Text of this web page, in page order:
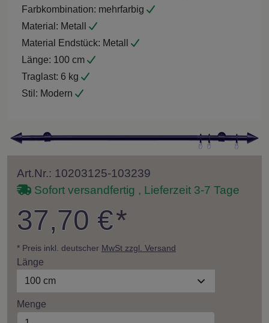
Farbkombination: mehrfarbig
Material: Metall
Material Endstück: Metall
Länge: 100 cm
Traglast: 6 kg
Stil: Modern
Art.Nr.: 10203125-103239
Sofort versandfertig , Lieferzeit 3-7 Tage
37,70 €*
* Preis inkl. deutscher MwSt zzgl. Versand
Länge
100 cm
Menge